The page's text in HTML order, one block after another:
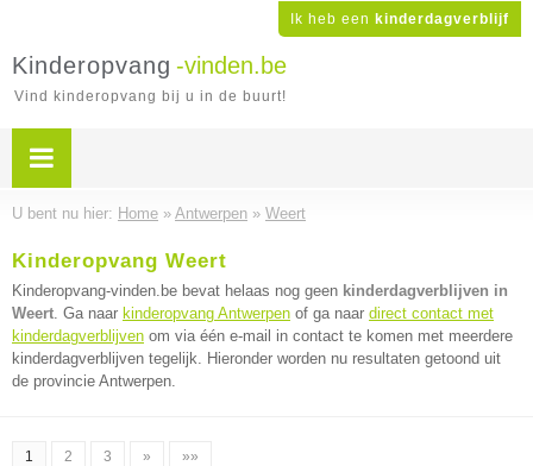
Ik heb een kinderdagverblijf
Kinderopvang -vinden.be
Vind kinderopvang bij u in de buurt!
U bent nu hier: Home » Antwerpen » Weert
Kinderopvang Weert
Kinderopvang-vinden.be bevat helaas nog geen kinderdagverblijven in
Weert. Ga naar kinderopvang Antwerpen of ga naar direct contact met
kinderdagverblijven om via één e-mail in contact te komen met meerdere
kinderdagverblijven tegelijk. Hieronder worden nu resultaten getoond uit
de provincie Antwerpen.
1 2 3 » »»